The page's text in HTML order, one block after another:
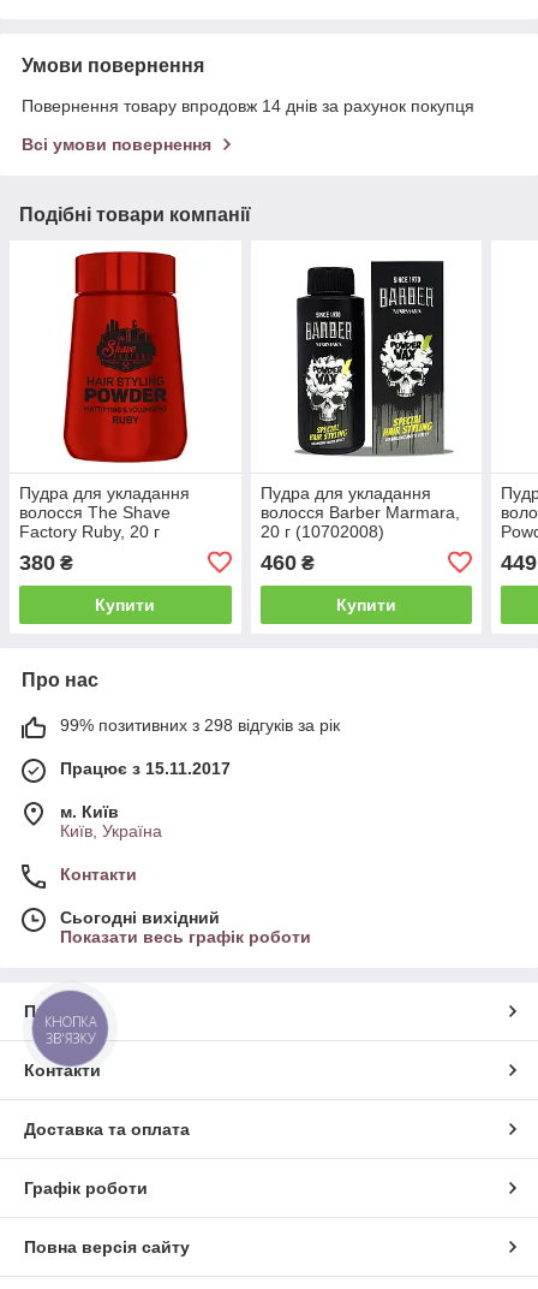
Умови повернення
Повернення товару впродовж 14 днів за рахунок покупця
Всі умови повернення
Подібні товари компанії
Пудра для укладання
волосся The Shave
Factory Ruby, 20 г
380 ₴
Купити
Пудра для укладання
волосся Barber Marmara,
20 г (10702008)
460₴
Купити
449
Про нас
99% позитивних з 298 відгуків за рік
Працює з 15.11.2017
м. Київ
Київ, Україна
Контакти
Сьогодні вихідний
Показати весь графік роботи
Про нас
Контакти
Доставка та оплата
Графік роботи
Повна версія сайту
КНОПКА
ЗВ'ЯЗКУ